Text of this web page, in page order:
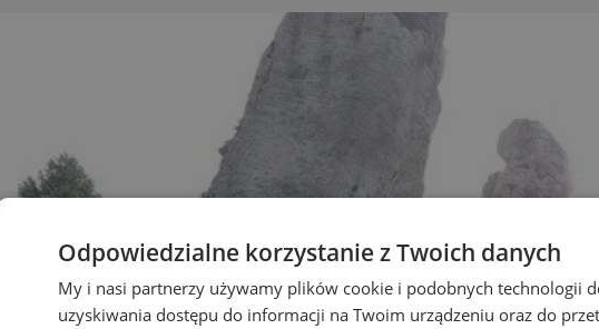
Odpowiedzialne korzystanie z Twoich danych
My i nasi partnerzy używamy plików cookie i podobnych technologii
uzyskiwania dostępu do informacji na Twoim urządzeniu oraz do